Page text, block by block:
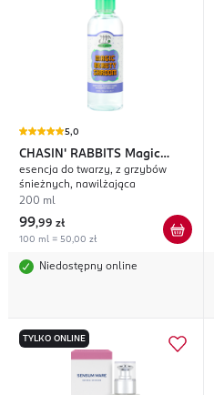
5,0
CHASIN' RABBITS Magic
Beauty Shroom
esencja do twarzy, z grzybów
śnieżnych, nawilżająca
200 ml
99,99 zł
100 ml = 50,00 zł
Niedostępny online
TYLKO ONLINE